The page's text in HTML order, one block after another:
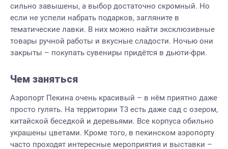
сильно завышены, а выбор достаточно скромный. Но
если не успели набрать подарков, загляните в
тематические лавки. В них можно найти эксклюзивные
товары ручной работы и вкусные сладости. Ночью они
закрыты – покупать сувениры придётся в дьюти-фри.
Чем заняться
Аэропорт Пекина очень красивый – в нём приятно даже
просто гулять. На территории Т3 есть даже сад с озером,
китайской беседкой и деревьями. Все корпуса обильно
украшены цветами. Кроме того, в пекинском аэропорту
часто проходят интересные мероприятия и выставки –